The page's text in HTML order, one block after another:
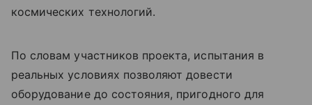
космических технологий.
По словам участников проекта, испытания в
реальных условиях позволяют довести
оборудование до состояния, пригодного для